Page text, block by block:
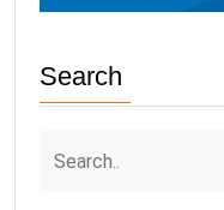
Search